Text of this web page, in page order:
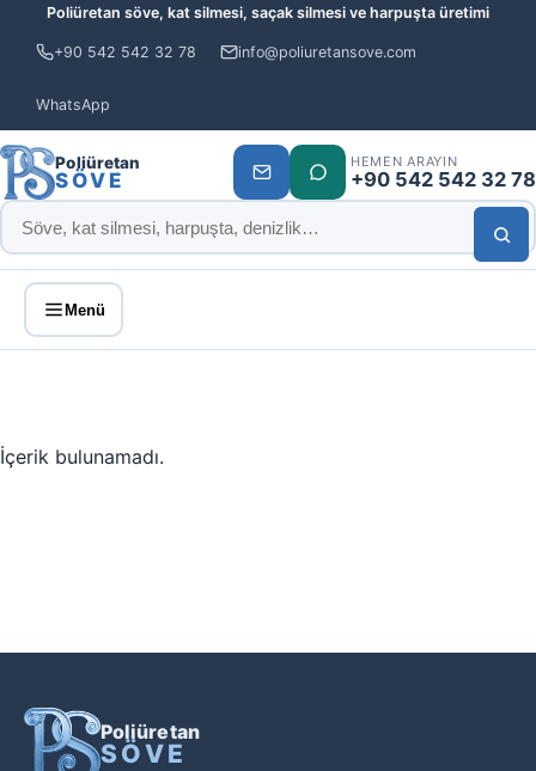
Poliüretan söve, kat silmesi, saçak silmesi ve harpuşta üretimi
+90 542 542 32 78 info@poliuretansove.com
WhatsApp
Poliüretan
SÖVE
HEMEN ARAYIN
+90 542 542 32 78
Menü
İçerik bulunamadı.
Poliüretan
SÖVE